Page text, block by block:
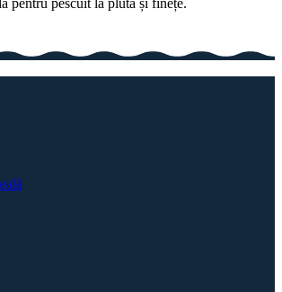
pentru pescuit la plută și finețe.